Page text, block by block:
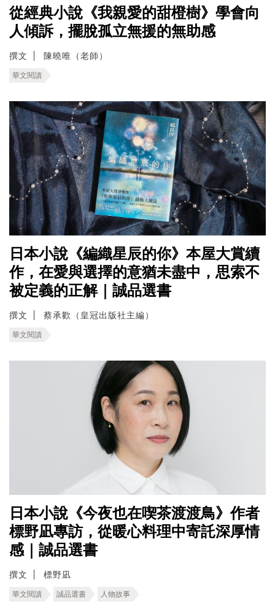
從經典小說《我親愛的甜橙樹》學會向
人傾訴，擺脫孤立無援的無助感
撰文 陳曉唯（老師）
華文閱讀
日本小說《編織星辰的你》本屋大賞續
作，在愛與選擇的意猶未盡中，思索不
被定義的正解｜誠品選書
撰文 蔡承歡（皇冠出版社主編）
華文閱讀
日本小說《今夜也在喫茶渡渡鳥》作者
標野凪專訪，從暖心料理中寄託深厚情
感｜誠品選書
撰文 標野凪
華文閱讀 誠品選書 人物故事